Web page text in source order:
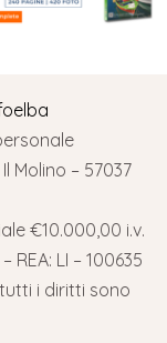
Molino – 57037
€10.000,00 i.v.
REA: LI – 100635
i diritti sono